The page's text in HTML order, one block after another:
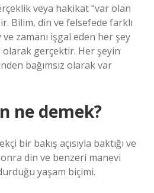
veya hakikat “var olan
Bilim, din ve felsefede farklı
ve zamanı işgal eden her şey
olarak gerçektir. Her şeyin
bağımsız olarak var
ne demek?
bir bakış açısıyla baktığı ve
din ve benzeri manevi
yaşam biçimi.